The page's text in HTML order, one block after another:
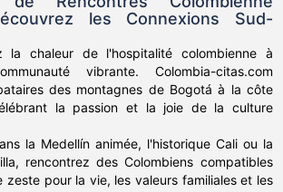
les Connexions Sud-
la chaleur de l'hospitalité colombienne à
vibrante. Colombia-citas.com
des montagnes de Bogotá à la côte
la passion et la joie de la culture
la Medellín animée, l'historique Cali ou la
rencontrez des Colombiens compatibles
pour la vie, les valeurs familiales et les